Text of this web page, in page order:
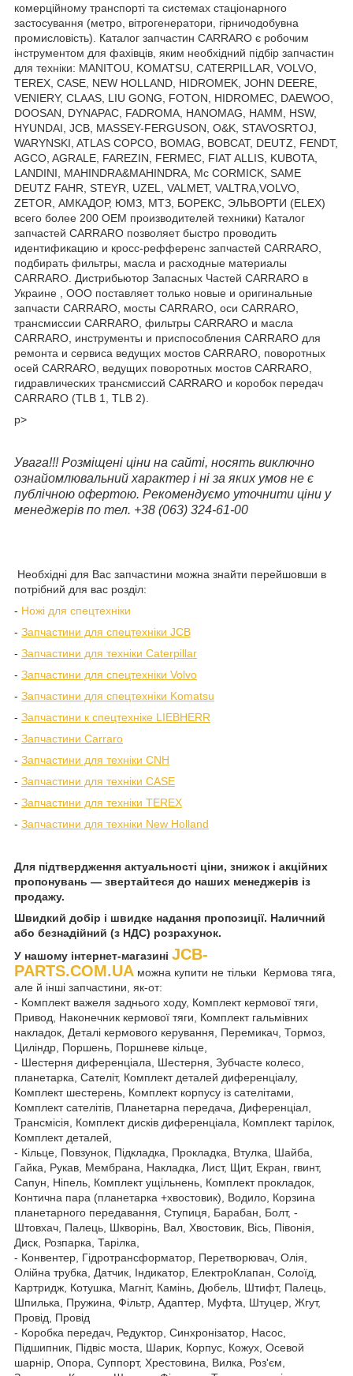
комерційному транспорті та системах стаціонарного
застосування (метро, вітрогенератори, гірничодобувна
промисловість). Каталог запчастин CARRARO є робочим
інструментом для фахівців, яким необхідний підбір запчастин
для техніки: MANITOU, KOMATSU, CATERPILLAR, VOLVO,
TEREX, CASE, NEW HOLLAND, HIDROMEK, JOHN DEERE,
VENIERY, CLAAS, LIU GONG, FOTON, HIDROMEC, DAEWOO,
DOOSAN, DYNAPAC, FADROMA, HANOMAG, HAMM, HSW,
HYUNDAI, JCB, MASSEY-FERGUSON, O&K, STAVOSRTOJ,
WARYNSKI, ATLAS COPCO, BOMAG, BOBCAT, DEUTZ, FENDT,
AGCO, AGRALE, FAREZIN, FERMEC, FIAT ALLIS, KUBOTA,
LANDINI, MAHINDRA&MAHINDRA, Mc CORMICK, SAME
DEUTZ FAHR, STEYR, UZEL, VALMET, VALTRA,VOLVO,
ZETOR, АМКАДОР, ЮМЗ, МТЗ, БОРЕКС, ЭЛЬВОРТИ (ELEX)
всего более 200 OEM производителей техники) Каталог
запчастей CARRARO позволяет быстро проводить
идентификацию и кросс-рефференс запчастей CARRARO,
подбирать фильтры, масла и расходные материалы
CARRARO. Дистрибьютор Запасных Частей CARRARO в
Украине , ООО поставляет только новые и оригинальные
запчасти CARRARO, мосты CARRARO, оси CARRARO,
трансмиссии CARRARO, фильтры CARRARO и масла
CARRARO, инструменты и приспособления CARRARO для
ремонта и сервиса ведущих мостов CARRARO, поворотных
осей CARRARO, ведущих поворотных мостов CARRARO,
гидравлических трансмиссий CARRARO и коробок передач
CARRARO (TLB 1, TLB 2).
p>
Увага!!! Розміщені ціни на сайті, носять виключно
ознайомлювальний характер і ні за яких умов не є
публічною офертою. Рекомендуємо уточнити ціни у
менеджерів по тел. +38 (063) 324-61-00
Необхідні для Вас запчастини можна знайти перейшовши в
потрібний для вас розділ:
- Ножі для спецтехніки
- Запчастини для спецтехніки JCB
- Запчастини для техніки Caterpillar
- Запчастини для спецтехніки Volvo
- Запчастини для спецтехніки Komatsu
- Запчастини к спецтехніке LIEBHERR
- Запчастини Carraro
- Запчастини для техніки CNH
- Запчастини для техніки CASE
- Запчастини для техніки TEREX
- Запчастини для техніки New Holland
Для підтвердження актуальності ціни, знижок і акційних
пропонувань — звертайтеся до наших менеджерів із
продажу.
Швидкий добір і швидке надання пропозиції. Наличний
або безнадійний (з НДС) розрахунок.
У нашому інтернет-магазині JCB-
PARTS.COM.UA можна купити не тільки Кермова тяга,
але й інші запчастини, як-от:
- Комплект важеля заднього ходу, Комплект кермової тяги,
Привод, Наконечник кермової тяги, Комплект гальмівних
накладок, Деталі кермового керування, Перемикач, Тормоз,
Циліндр, Поршень, Поршневе кільце,
- Шестерня диференціала, Шестерня, Зубчасте колесо,
планетарка, Сателіт, Комплект деталей диференціалу,
Комплект шестерень, Комплект корпусу із сателітами,
Комплект сателітів, Планетарна передача, Диференціал,
Трансмісія, Комплект дисків диференціала, Комплект тарілок,
Комплект деталей,
- Кільце, Повзунок, Підкладка, Прокладка, Втулка, Шайба,
Гайка, Рукав, Мембрана, Накладка, Лист, Щит, Екран, гвинт,
Сапун, Ніпель, Комплект ущільнень, Комплект прокладок,
Контична пара (планетарка +хвостовик), Водило, Корзина
планетарного передавання, Ступиця, Барабан, Болт, -
Штовхач, Палець, Шкворінь, Вал, Хвостовик, Вісь, Півонія,
Диск, Розпарка, Тарілка,
- Конвентер, Гідротрансформатор, Перетворювач, Олія,
Олійна трубка, Датчик, Індикатор, ЕлектроКлапан, Солоїд,
Картридж, Котушка, Магніт, Камінь, Дюбель, Штифт, Палець,
Шпилька, Пружина, Фільтр, Адаптер, Муфта, Штуцер, Жгут,
Провід, Провід
- Коробка передач, Редуктор, Синхронізатор, Насос,
Підшипник, Підвіс моста, Шарик, Корпус, Кожух, Осевой
шарнір, Опора, Суппорт, Хрестовина, Вилка, Роз'єм,